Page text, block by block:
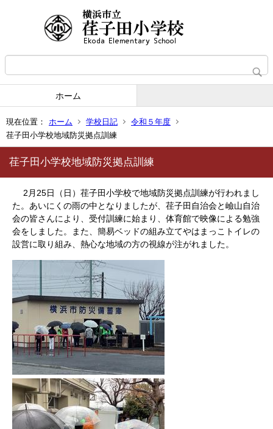
ホーム
現在位置： ホーム 学校日記
令和５年度
荏子田小学校地域防災拠点訓練
荏子田小学校地域防災拠点訓練
2月25日（日）荏子田小学校で地域防災拠点訓練が行われまし
た。あいにくの雨の中となりましたが、荏子田自治会と嶮山自治
会の皆さんにより、受付訓練に始まり、体育館で映像による勉強
会をしました。また、簡易ベッドの組み立てやはまっこトイレの
設営に取り組み、熱心な地域の方の視線が注がれました。